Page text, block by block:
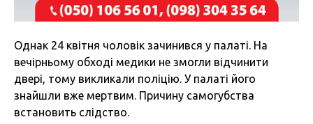
Однак 24 квітня чоловік зачинився у палаті. На
вечірньому обході медики не змогли відчинити
двері, тому викликали поліцію. У палаті його
знайшли вже мертвим. Причину самогубства
встановить слідство.